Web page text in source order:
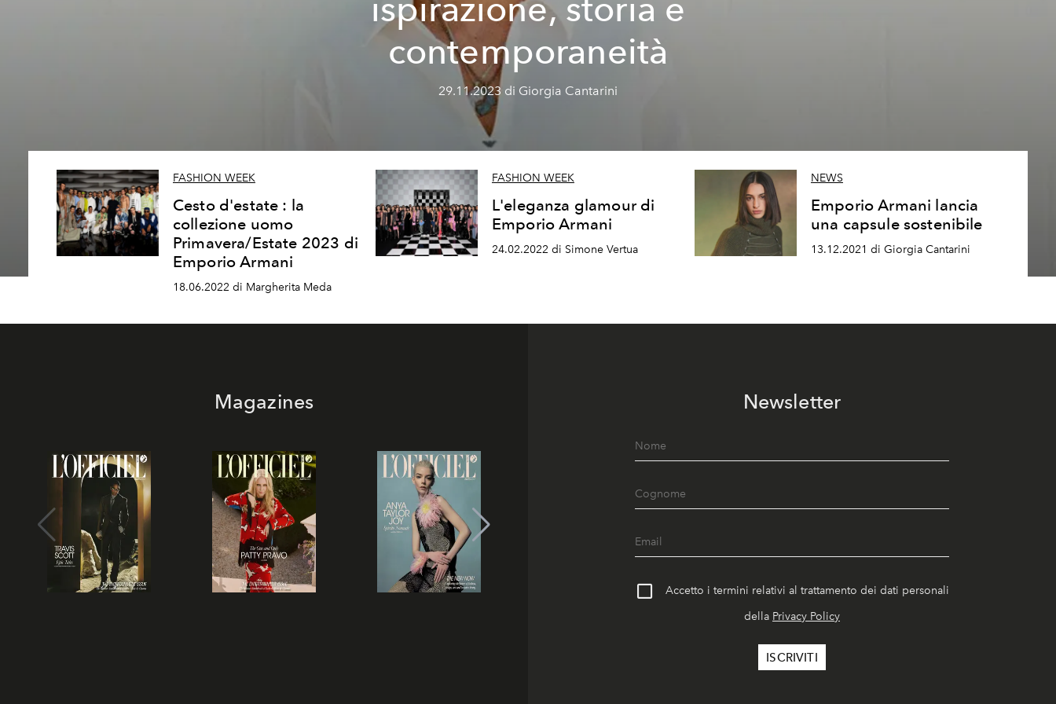
ispirazione, storia e
contemporaneità
29.11.2023 di Giorgia Cantarini
FASHION WEEK
Cesto d'estate : la
collezione uomo
Primavera/Estate 2023 di
Emporio Armani
18.06.2022 di Margherita Meda
FASHION WEEK
L'eleganza glamour di
Emporio Armani
24.02.2022 di Simone Vertua
NEWS
Emporio Armani lancia
una capsule sostenibile
13.12.2021 di Giorgia Cantarini
Magazines Newsletter
Accetto i termini relativi al trattamento dei dati personali
della Privacy Policy